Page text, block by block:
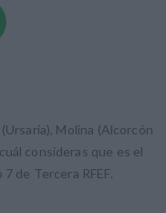
Molina (Alcorcón
consideras que es el
de Tercera RFEF.